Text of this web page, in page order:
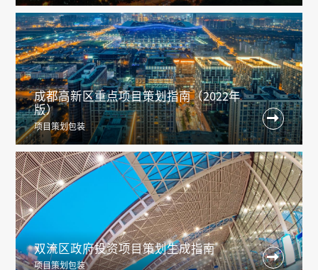
成都高新区重点项目策划指南（2022年
版）
项目策划包装

双流区政府投资项目策划生成指南
项目策划包装
